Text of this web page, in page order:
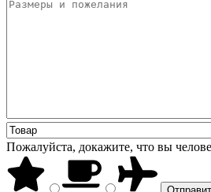
Пожалуйста, докажите, что вы